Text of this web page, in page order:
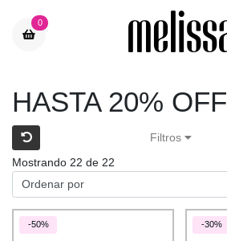
0
HASTA 20% OFF
Filtros
Mostrando 22 de 22
-50% -30%